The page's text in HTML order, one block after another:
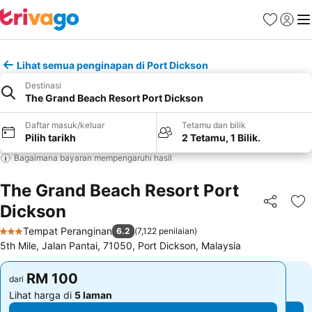
Kegemaran
Daftar
Lihat semua penginapan di Port Dickson
Destinasi
The Grand Beach Resort Port Dickson
Daftar masuk/keluar
Pilih tarikh
Tetamu dan bilik
2 Tetamu, 1 Bilik.
Bagaimana bayaran mempengaruhi hasil
The Grand Beach Resort Port
Dickson
Kongsi
3 Bintang
Tempat Peranginan 6.2 (7,122 penilaian)
5th Mile, Jalan Pantai, 71050, Port Dickson, Malaysia
dari RM 100
Lihat harga di 5 laman
dari RM 100
Lihat harga di 5 laman